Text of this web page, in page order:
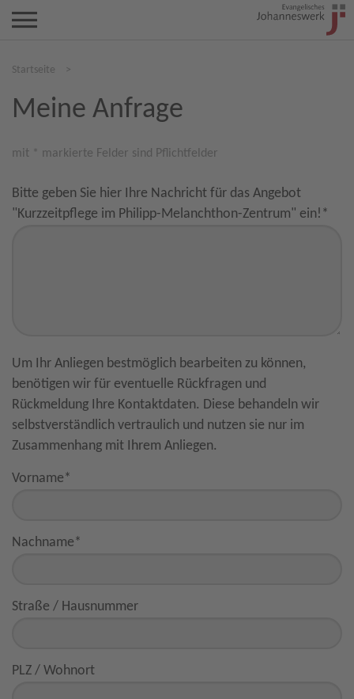
Startseite >
Meine Anfrage
mit * markierte Felder sind Pflichtfelder
Bitte geben Sie hier Ihre Nachricht für das Angebot
"Kurzzeitpflege im Philipp-Melanchthon-Zentrum" ein! *
Um Ihr Anliegen bestmöglich bearbeiten zu können,
benötigen wir für eventuelle Rückfragen und
Rückmeldung Ihre Kontaktdaten. Diese behandeln wir
selbstverständlich vertraulich und nutzen sie nur im
Zusammenhang mit Ihrem Anliegen.
Vorname*
Nachname*
Straße / Hausnummer
PLZ / Wohnort